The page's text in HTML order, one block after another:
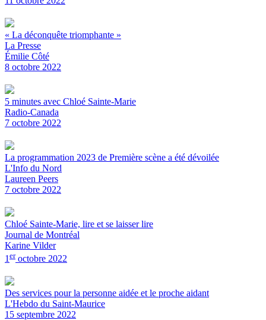
« La déconquête triomphante »
La Presse
Émilie Côté
8 octobre 2022
5 minutes avec Chloé Sainte-Marie
Radio-Canada
7 octobre 2022
La programmation 2023 de Première scène a été dévoilée
L'Info du Nord
Laureen Peers
7 octobre 2022
Chloé Sainte-Marie, lire et se laisser lire
Journal de Montréal
Karine Vilder
1 eroctobre 2022
Des services pour la personne aidée et le proche aidant
L'Hebdo du Saint-Maurice
15 septembre 2022